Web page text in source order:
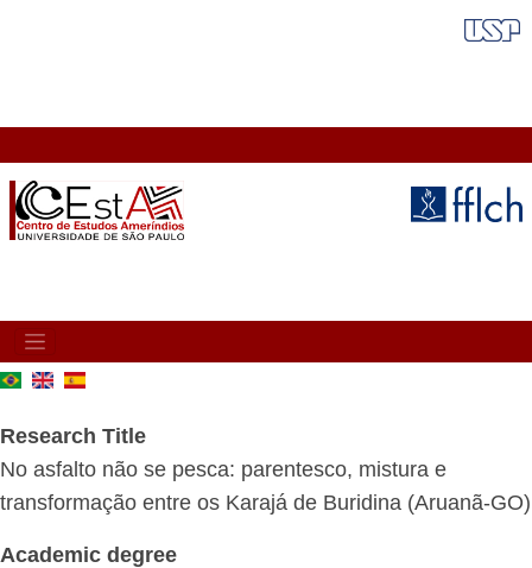
MAIN
NAVIGATION
Research Title
No asfalto não se pesca: parentesco, mistura e
transformação entre os Karajá de Buridina (Aruanã-GO)
Academic degree